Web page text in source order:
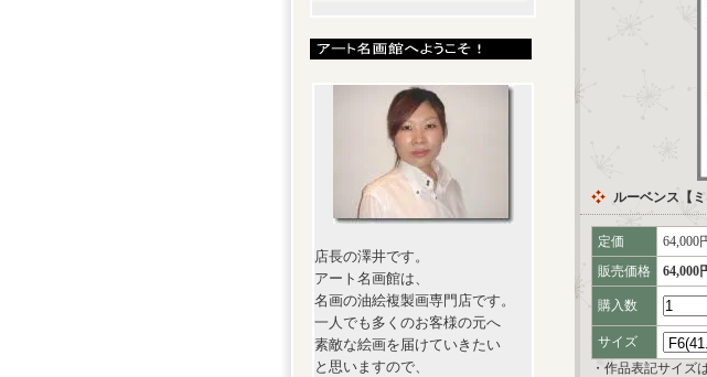
店長の澤井です。
アート名画館は、
名画の油絵複製画専門店です。
一人でも多くのお客様の元へ
素敵な絵画を届けていきたい
と思いますので、
ルーベンス【
定価
64,000
販売価格
64,000
購入数
サイズ
・作品表記サイズ